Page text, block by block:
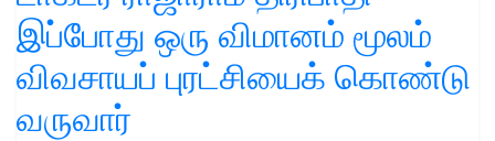
இப்போது ஒரு விமானம் மூலம்
விவசாயப் புரட்சியைக் கொண்டு
வருவார்